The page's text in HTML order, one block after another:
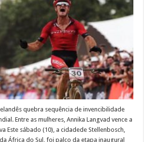
quebra sequência de invencibilidade
Entre as mulheres, Annika Langvad vence a
Este sábado (10), a cidadede Stellenbosch,
África do Sul, foi palco da etapa inaugural